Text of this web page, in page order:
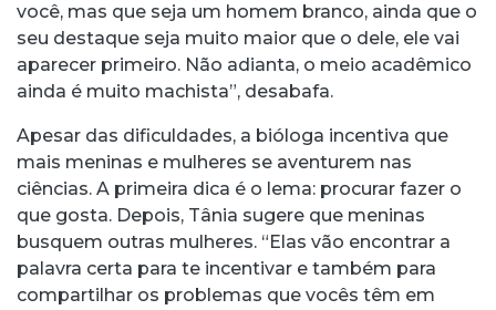
você, mas que seja um homem branco, ainda que o
seu destaque seja muito maior que o dele, ele vai
aparecer primeiro. Não adianta, o meio acadêmico
ainda é muito machista”, desabafa.
Apesar das dificuldades, a bióloga incentiva que
mais meninas e mulheres se aventurem nas
ciências. A primeira dica é o lema: procurar fazer o
que gosta. Depois, Tânia sugere que meninas
busquem outras mulheres. “Elas vão encontrar a
palavra certa para te incentivar e também para
compartilhar os problemas que vocês têm em